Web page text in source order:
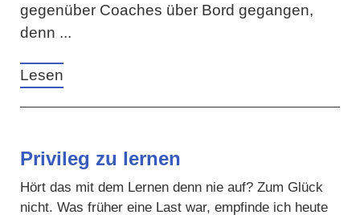
gegenüber Coaches über Bord gegangen,
denn ...
Lesen
Privileg zu lernen
Hört das mit dem Lernen denn nie auf? Zum Glück
nicht. Was früher eine Last war, empfinde ich heute